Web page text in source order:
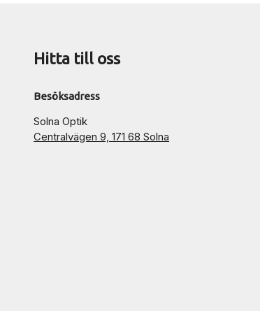
Hitta till oss
Besöksadress
Solna Optik
Centralvägen 9, 171 68 Solna